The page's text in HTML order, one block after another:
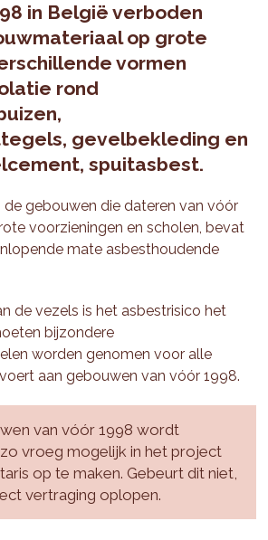
in België verboden
op grote
vormen
rond
gevelbekleding en
spuitasbest.
de gebouwen die dateren van vóór
voorzieningen en scholen, bevat
mate asbesthoudende
de vezels is het asbestrisico het
bijzondere
worden genomen voor alle
aan gebouwen van vóór 1998.
van vóór 1998 wordt
vroeg mogelijk in het project
op te maken. Gebeurt dit niet,
vertraging oplopen.